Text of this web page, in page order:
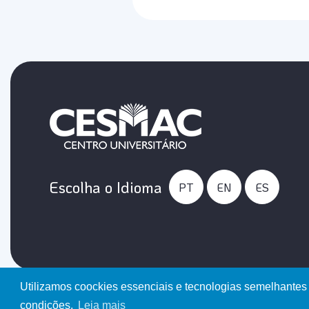
Utilizamos coockies essenciais e tecnologias
condições.
Leia mais
Escolha o Idioma PT EN ES
Copyright ©